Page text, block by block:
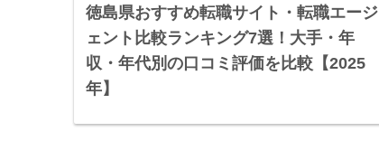
徳島県おすすめ転職サイト・転職エージ
ェント比較ランキング7選！大手・年
収・年代別の口コミ評価を比較【2025
年】